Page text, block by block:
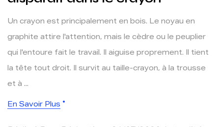
Un crayon est principalement en bois. Le noyau en
graphite attire l'attention, mais le cèdre ou le peuplier
qui l'entoure fait le travail. Il aiguise proprement. Il tient
la tête tout droit. Il survit au taille-crayon, à la trousse
et à ...
En Savoir Plus